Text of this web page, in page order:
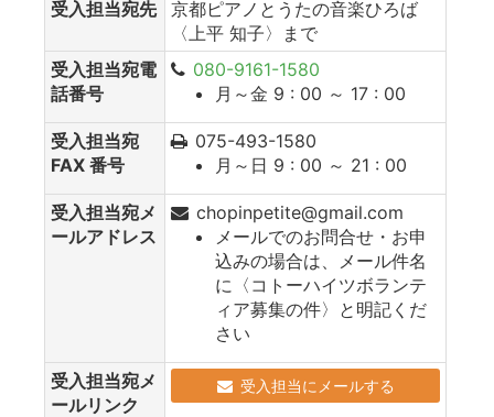
受入担当宛先
京都ピアノとうたの音楽ひろば
〈上平 知子〉まで
受入担当宛電
話番号
080-9161-1580
月～金 9 : 00 ～ 17 : 00
受入担当宛
FAX 番号
075-493-1580
月～日 9 : 00 ～ 21 : 00
受入担当宛メ
ールアドレス
chopinpetite@gmail.com
メールでのお問合せ・お申
込みの場合は、メール件名
に〈コトーハイツボランテ
ィア募集の件〉と明記くだ
さい
受入担当宛メ
ールリンク
受入担当にメールする